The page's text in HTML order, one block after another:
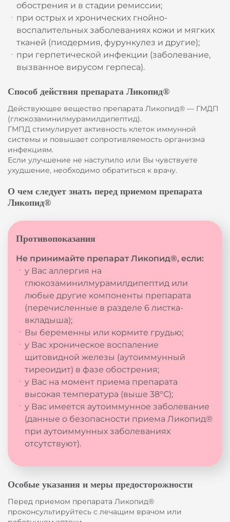
обострения и в стадии ремиссии;
при острых и хронических гнойно-
воспалительных заболеваниях кожи и мягких
тканей (пиодермия, фурункулез и другие);
при герпетической инфекции (заболевание,
вызванное вирусом герпеса).
Способ действия препарата Ликопид®
Действующее вещество препарата Ликопид® — ГМДП
(глюкозаминилмурамилдипептид).
ГМПД стимулирует активность клеток иммунной
системы и повышает сопротивляемость организма
инфекциям.
Если улучшение не наступило или Вы чувствуете
ухудшение, необходимо обратиться к врачу.
О чем следует знать перед приемом препарата
Ликопид®
Противопоказания
Не принимайте препарат Ликопид®, если:
у Вас аллергия на
глюкозаминилмурамилдипептид или
любые другие компоненты препарата
(перечисленные в разделе 6 листка-
вкладыша);
Вы беременны или кормите грудью;
у Вас хроническое воспаление
щитовидной железы (аутоиммунный
тиреоидит) в фазе обострения;
у Вас на момент приема препарата
высокая температура (выше 38°С);
у Вас имеется аутоиммунное заболевание
(данные о безопасности приема Ликопид®
при аутоиммунных заболеваниях
отсутствуют).
Особые указания и меры предосторожности
Перед приемом препарата Ликопид®
проконсультируйтесь с лечащим врачом или